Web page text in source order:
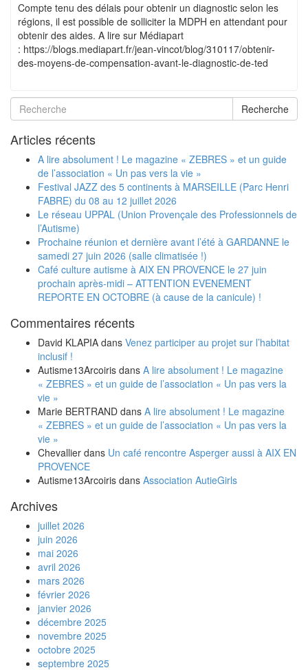
Compte tenu des délais pour obtenir un diagnostic selon les
régions, il est possible de solliciter la MDPH en attendant pour
obtenir des aides. A lire sur Médiapart
: https://blogs.mediapart.fr/jean-vincot/blog/310117/obtenir-
des-moyens-de-compensation-avant-le-diagnostic-de-ted
Recherche
Articles récents
A lire absolument ! Le magazine « ZEBRES » et un guide
de l’association « Un pas vers la vie »
Festival JAZZ des 5 continents à MARSEILLE (Parc Henri
FABRE) du 08 au 12 juillet 2026
Le réseau UPPAL (Union Provençale des Professionnels de
l’Autisme)
Prochaine réunion et dernière avant l’été à GARDANNE le
samedi 27 juin 2026 (salle climatisée !)
Café culture autisme à AIX EN PROVENCE le 27 juin
prochain après-midi – ATTENTION EVENEMENT
REPORTE EN OCTOBRE (à cause de la canicule) !
Commentaires récents
David KLAPIA dans Venez participer au projet sur l’habitat
inclusif !
Autisme13Arcoiris dans A lire absolument ! Le magazine
« ZEBRES » et un guide de l’association « Un pas vers la
vie »
Marie BERTRAND dans A lire absolument ! Le magazine
« ZEBRES » et un guide de l’association « Un pas vers la
vie »
Chevallier dans Un café rencontre Asperger aussi à AIX EN
PROVENCE
Autisme13Arcoiris dans Association AutieGirls
Archives
juillet 2026
juin 2026
mai 2026
avril 2026
mars 2026
février 2026
janvier 2026
décembre 2025
novembre 2025
octobre 2025
septembre 2025